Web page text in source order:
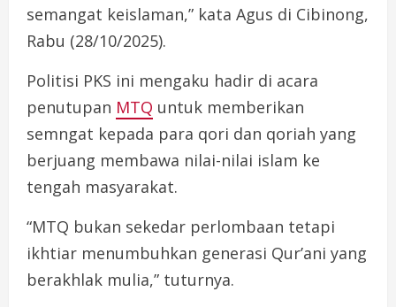
semangat keislaman,” kata Agus di Cibinong,
Rabu (28/10/2025).
Politisi PKS ini mengaku hadir di acara
penutupan MTQ untuk memberikan
semngat kepada para qori dan qoriah yang
berjuang membawa nilai-nilai islam ke
tengah masyarakat.
“MTQ bukan sekedar perlombaan tetapi
ikhtiar menumbuhkan generasi Qur’ani yang
berakhlak mulia,” tuturnya.